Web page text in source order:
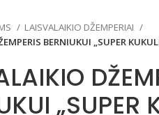
LAISVALAIKIO DŽEMPERIAI
BERNIUKUI „SUPER
„SUPER